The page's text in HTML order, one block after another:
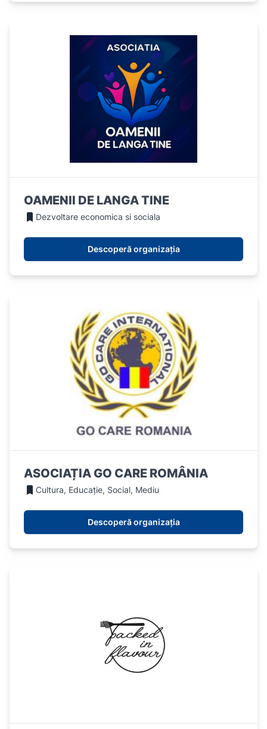
OAMENII DE LANGA TINE
Dezvoltare economica si sociala
Descoperă organizația
ASOCIAȚIA GO CARE ROMÂNIA
Cultura, Educație, Social, Mediu
Descoperă organizația